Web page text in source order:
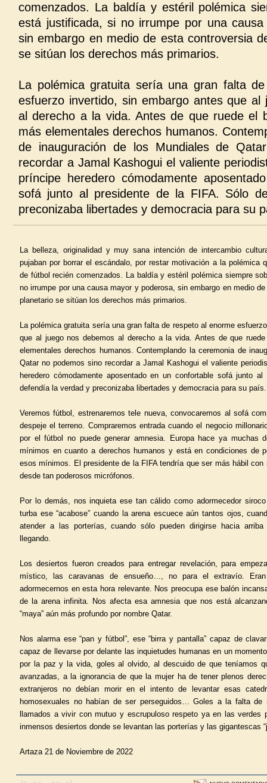
comenzados. La baldía y estéril polémica
está justificada, si no irrumpe por una
sin embargo en medio de esta controversia
se sitúan los derechos más primarios.
La polémica gratuita sería una gran falta
esfuerzo invertido, sin embargo antes que al
al derecho a la vida. Antes de que ruede el
más elementales derechos humanos.
de inauguración de los Mundiales de
recordar a Jamal Kashogui el valiente
príncipe heredero cómodamente
sofá junto al presidente de la FIFA. Sólo
preconizaba libertades y democracia para su
La belleza, originalidad y muy sana intención de intercambio
pujaban por borrar el escándalo, por restar motivación a la polémica
de fútbol recién comenzados. La baldía y estéril polémica siempre
no irrumpe por una causa mayor y poderosa, sin embargo en medio
planetario se sitúan los derechos más primarios.
La polémica gratuita sería una gran falta de respeto al enorme
que al juego nos debemos al derecho a la vida. Antes de que
elementales derechos humanos. Contemplando la ceremonia de
Qatar no podemos sino recordar a Jamal Kashogui el valiente
heredero cómodamente aposentado en un confortable sofá junto
defendía la verdad y preconizaba libertades y democracia para su país.
Veremos fútbol, estrenaremos tele nueva, convocaremos al sofá
despeje el terreno. Compraremos entrada cuando el negocio
por el fútbol no puede generar amnesia. Europa hace ya muchas
mínimos en cuanto a derechos humanos y está en condiciones de
esos mínimos. El presidente de la FIFA tendría que ser más hábil con
desde tan poderosos micrófonos.
Por lo demás, nos inquieta ese tan cálido como adormecedor
turba ese “acabose” cuando la arena escuece aún tantos ojos,
atender a las porterías, cuando sólo pueden dirigirse hacia
llegando.
Los desiertos fueron creados para entregar revelación, para
místico, las caravanas de ensueño…, no para el extravío.
adormecernos en esta hora relevante. Nos preocupa ese balón
de la arena infinita. Nos afecta esa amnesia que nos está
“maya” aún más profundo por nombre Qatar.
Nos alarma ese “pan y fútbol”, ese “birra y pantalla” capaz de
capaz de llevarse por delante las inquietudes humanas en un
por la paz y la vida, goles al olvido, al descuido de que teníamos
avanzadas, a la ignorancia de que la mujer ha de tener plenos
extranjeros no debían morir en el intento de levantar esas
homosexuales no habían de ser perseguidos… Goles a la falta de
llamados a vivir con mutuo y escrupuloso respeto ya en las verdes
inmensos desiertos donde se levantan las porterías y las gigantescas
Artaza 21 de Noviembre de 2022